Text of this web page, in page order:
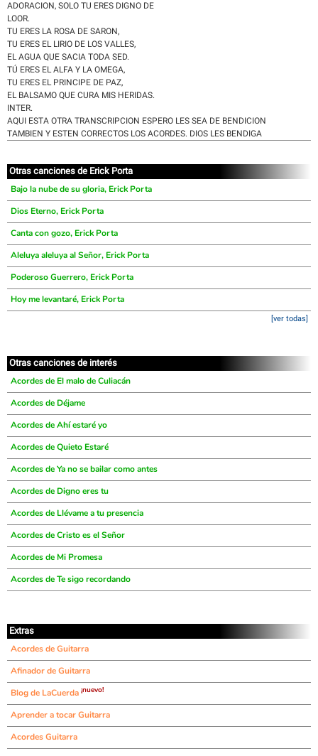
ADORACION, SOLO TU ERES DIGNO DE
LOOR.
TU ERES LA ROSA DE SARON,
TU ERES EL LIRIO DE LOS VALLES,
EL AGUA QUE SACIA TODA SED.
TÚ ERES EL ALFA Y LA OMEGA,
TU ERES EL PRINCIPE DE PAZ,
EL BALSAMO QUE CURA MIS HERIDAS.
INTER.
AQUI ESTA OTRA TRANSCRIPCION ESPERO LES SEA DE BENDICION
TAMBIEN Y ESTEN CORRECTOS LOS ACORDES. DIOS LES BENDIGA
Otras canciones de Erick Porta
Bajo la nube de su gloria, Erick Porta
Dios Eterno, Erick Porta
Canta con gozo, Erick Porta
Aleluya aleluya al Señor, Erick Porta
Poderoso Guerrero, Erick Porta
Hoy me levantaré, Erick Porta
[ver todas]
Otras canciones de interés
Acordes de El malo de Culiacán
Acordes de Déjame
Acordes de Ahí estaré yo
Acordes de Quieto Estaré
Acordes de Ya no se bailar como antes
Acordes de Digno eres tu
Acordes de Llévame a tu presencia
Acordes de Cristo es el Señor
Acordes de Mi Promesa
Acordes de Te sigo recordando
Extras
Acordes de Guitarra
Afinador de Guitarra
Blog de LaCuerda ¡nuevo!
Aprender a tocar Guitarra
Acordes Guitarra